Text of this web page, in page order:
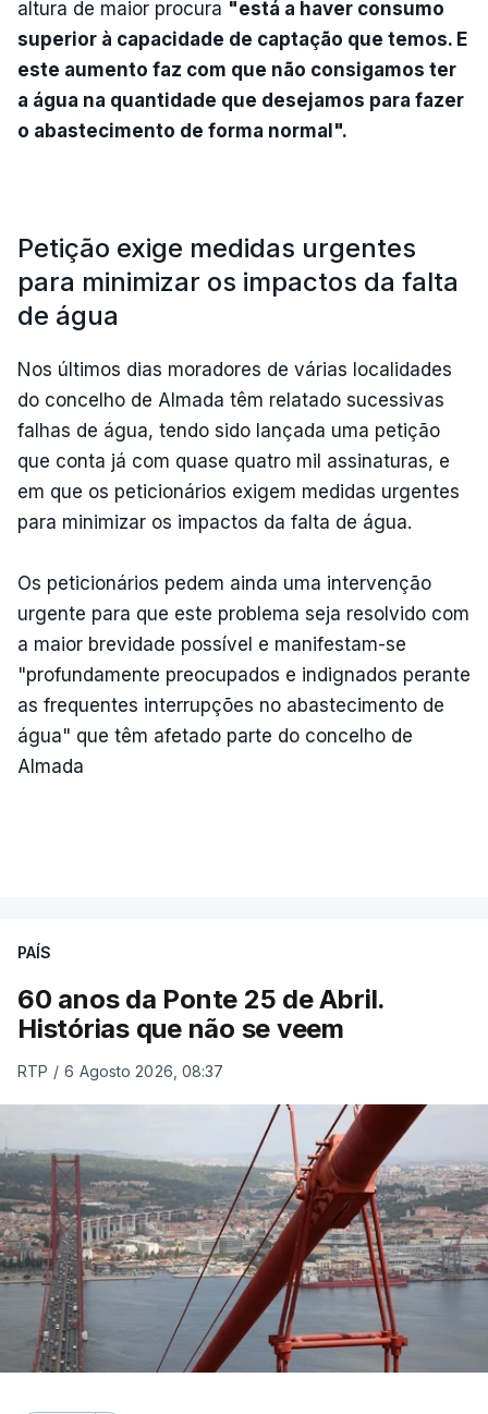
altura de maior procura "está a haver consumo
superior à capacidade de captação que temos. E
este aumento faz com que não consigamos ter
a água na quantidade que desejamos para fazer
o abastecimento de forma normal".
Petição exige medidas urgentes
para minimizar os impactos da falta
de água
Nos últimos dias moradores de várias localidades
do concelho de Almada têm relatado sucessivas
falhas de água, tendo sido lançada uma petição
que conta já com quase quatro mil assinaturas, e
em que os peticionários exigem medidas urgentes
para minimizar os impactos da falta de água.
Os peticionários pedem ainda uma intervenção
urgente para que este problema seja resolvido com
a maior brevidade possível e manifestam-se
"profundamente preocupados e indignados perante
as frequentes interrupções no abastecimento de
água" que têm afetado parte do concelho de
Almada
PAÍS
60 anos da Ponte 25 de Abril.
Histórias que não se veem
RTP / 6 Agosto 2026, 08:37